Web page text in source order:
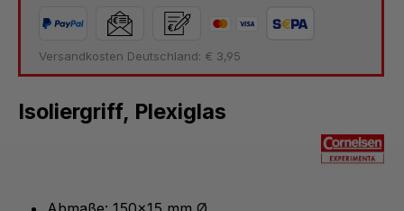
Versandkosten Deutschland: € 3,95
Isoliergriff, Plexiglas